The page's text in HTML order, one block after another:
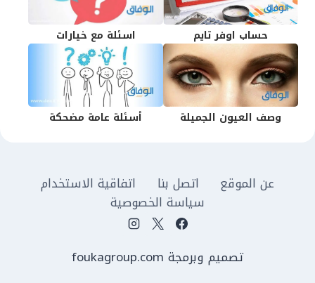
حساب اوفر تايم اسئلة مع خيارات
وصف العيون الجميلة أسئلة عامة مضحكة
عن الموقع اتصل بنا
اتفاقية الاستخدام
سياسة الخصوصية
تصميم وبرمجة foukagroup.com